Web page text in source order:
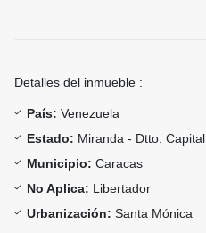
Detalles del inmueble :
País: Venezuela
Estado: Miranda - Dtto. Capital
Municipio: Caracas
No Aplica: Libertador
Urbanización: Santa Mónica